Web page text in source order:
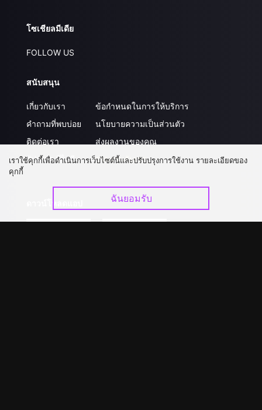
โซเชียลมีเดีย
FOLLOW US
สนับสนุน
เกี่ยวกับเรา
คำถามที่พบบ่อย
ติดต่อเรา
อัปเกรด วีไอพี
ข้อกำหนดในการให้บริการ
นโยบายความเป็นส่วนตัว
ส่งผลงานของคุณ
ร่วมงานกับเรา
เราใช้คุกกี้เพื่อดำเนินการเว็บไซต์นี้และปรับปรุงการใช้งาน รายละเอียดของ
คุกกี้
ฉันยอมรับ